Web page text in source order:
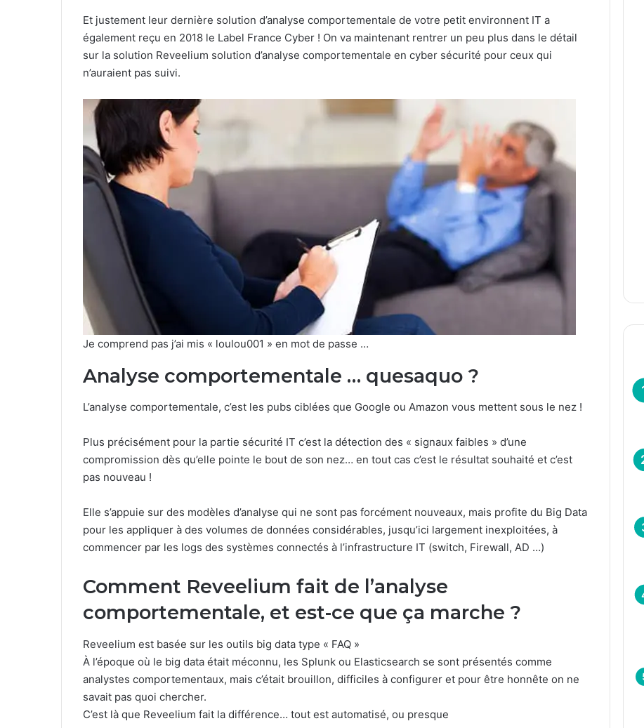
Et justement leur dernière solution d’analyse comportementale de votre petit environnent IT a
également reçu en 2018 le Label France Cyber ! On va maintenant rentrer un peu plus dans le détail
sur la solution Reveelium solution d’analyse comportementale en cyber sécurité pour ceux qui
n’auraient pas suivi.
Je comprend pas j’ai mis « loulou001 » en mot de passe …
Analyse comportementale … quesaquo ?
L’analyse comportementale, c’est les pubs ciblées que Google ou Amazon vous mettent sous le nez !
Plus précisément pour la partie sécurité IT c’est la détection des « signaux faibles » d’une
compromission dès qu’elle pointe le bout de son nez… en tout cas c’est le résultat souhaité et c’est
pas nouveau !
Elle s’appuie sur des modèles d’analyse qui ne sont pas forcément nouveaux, mais profite du Big Data
pour les appliquer à des volumes de données considérables, jusqu’ici largement inexploitées, à
commencer par les logs des systèmes connectés à l’infrastructure IT (switch, Firewall, AD …)
Comment Reveelium fait de l’analyse
comportementale, et est-ce que ça marche ?
Reveelium est basée sur les outils big data type « FAQ »
À l’époque où le big data était méconnu, les Splunk ou Elasticsearch se sont présentés comme
analystes comportementaux, mais c’était brouillon, difficiles à configurer et pour être honnête on ne
savait pas quoi chercher.
C’est là que Reveelium fait la différence… tout est automatisé, ou presque